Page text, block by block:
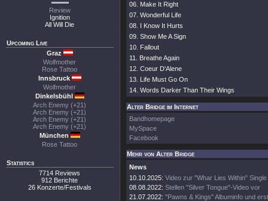
Review
Ignition
All Will Die
Upcoming Live
Graz
Wolfmother
Rose Tattoo
Innsbruck
Wolfmother
Dinkelsbühl
Arch Enemy (+21)
Arch Enemy (+21)
Arch Enemy (+21)
Arch Enemy (+21)
München
Rose Tattoo
Statistics
7714 Reviews
912 Berichte
26 Konzerte/Festivals
06. Make It Right
07. Wonderful Life
08. I Know It Hurts
09. Show Me A Sign
10. Fallout
11. Breathe Again
12. Coeur D'Alene
13. Life Must Go On
14. Words Darker Than Their Wings
Alter Bridge im Internet
Bandhomepage
MySpace
Facebook
Mehr von Alter Bridge
News
10.10.2025: Video zur "Whar Lies Within" Single
08.08.2022: Stellen "Silver Tongue"-Video vor
21.07.2022: "Pawns & Kings" Albuminfo und